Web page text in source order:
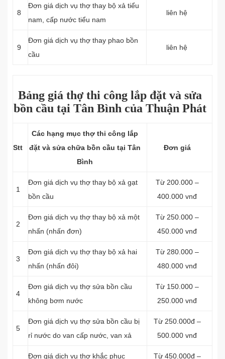
8
Đơn giá dịch vụ thợ thay bộ xả tiểu
nam, cấp nước tiểu nam
liên hệ
9
Đơn giá dịch vụ thợ thay phao bồn
cầu
liên hệ
Bảng giá thợ thi công lắp đặt và sửa
bồn cầu tại Tân Bình của Thuận Phát
Stt
Các hạng mục thợ thi công lắp
đặt và sửa chữa bồn cầu tại Tân
Bình
Đơn giá
1
Đơn giá dịch vụ thợ thay bộ xả gạt
bồn cầu
Từ 200.000 –
400.000 vnđ
2
Đơn giá dịch vụ thợ thay bộ xả một
nhấn (nhấn đơn)
Từ 250.000 –
450.000 vnđ
3
Đơn giá dịch vụ thợ thay bộ xả hai
nhấn (nhấn đôi)
Từ 280.000 –
480.000 vnđ
4
Đơn giá dịch vụ thợ sửa bồn cầu
không bơm nước
Từ 150.000 –
250.000 vnđ
5
Đơn giá dịch vụ thợ sửa bồn cầu bị
rỉ nước do van cấp nước, van xả
Từ 250.000đ –
500.000 vnđ
Đơn giá dịch vụ thợ khắc phục
Từ 450.000đ –